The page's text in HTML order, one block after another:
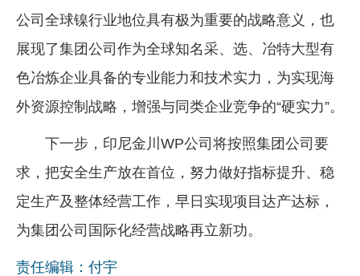
公司全球镍行业地位具有极为重要的战略意义，也
展现了集团公司作为全球知名采、选、冶特大型有
色冶炼企业具备的专业能力和技术实力，为实现海
外资源控制战略，增强与同类企业竞争的“硬实力”。
下一步，印尼金川WP公司将按照集团公司要
求，把安全生产放在首位，努力做好指标提升、稳
定生产及整体经营工作，早日实现项目达产达标，
为集团公司国际化经营战略再立新功。
责任编辑：付宇